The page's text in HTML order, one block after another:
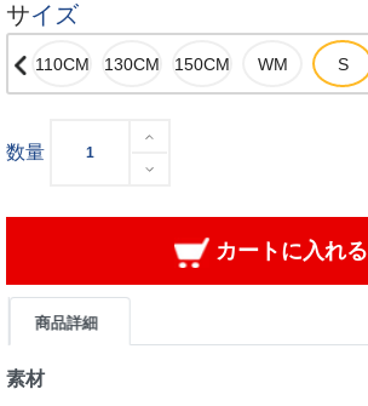
サイズ
数量
カートに入れる
商品詳細
素材